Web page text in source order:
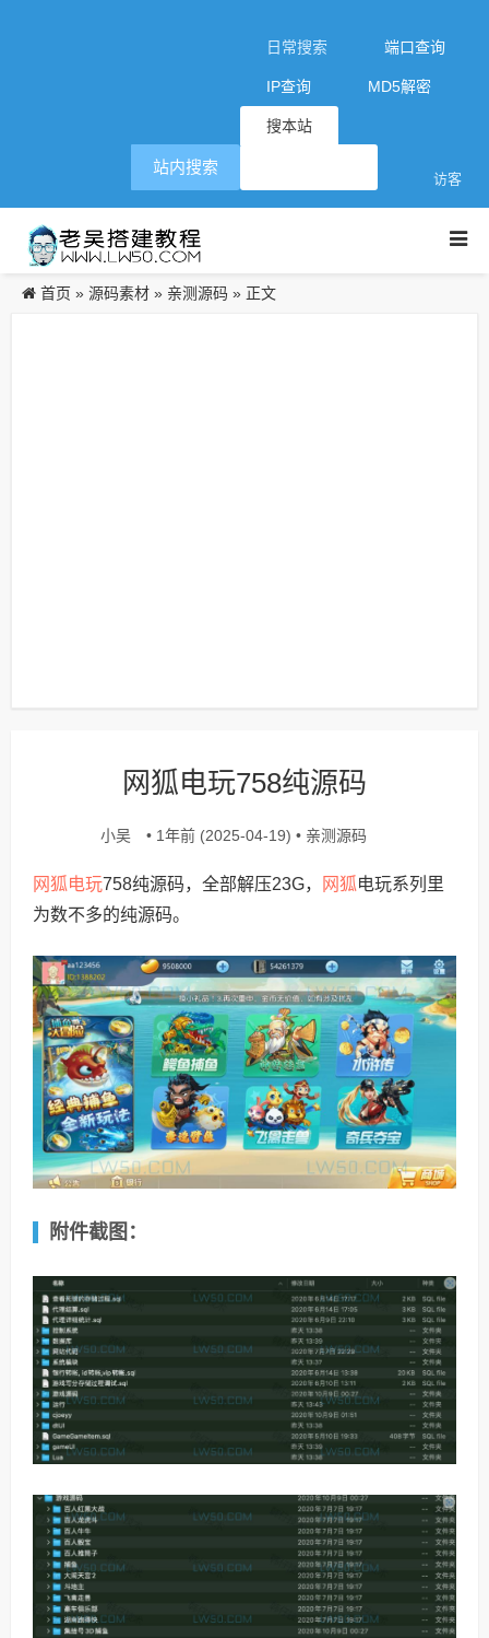
日常搜索 端口查询
IP查询 MD5解密
搜本站
访客
站内搜索
首页 » 源码素材 » 亲测源码 » 正文
网狐电玩758纯源码
小吴 • 1年前 (2025-04-19) • 亲测源码
网狐电玩758纯源码，全部解压23G， 网狐电玩系列里
为数不多的纯源码。
附件截图：